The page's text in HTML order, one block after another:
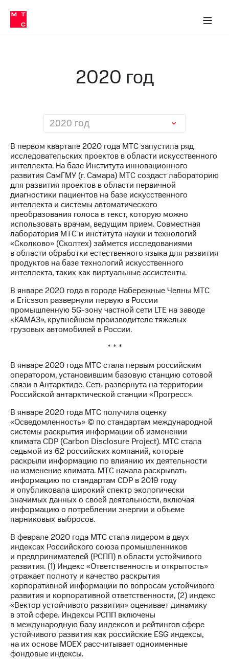
Медиа-центр
и акционерам
Устойчивое развитие
Комплаенс и деловая этика
компании
Руководство
Правовая
информация
Контакты
Медиа-центр
Пресс-
релизы
МТС
о технологиях
Достижения
Интервью
Финансовая
отчетность
Новости
в
регионе
Корпоративное
управление
Корпоративный
секретарь
Раскрытие
информации
Информация
акционерам
Документы
ПАО
"МТС"
акционеров
Личный
кабинет
акционера
Акционерный
капитал
Контроль
и
аудит
Рынок
акций
Описание
МТС
о технологиях
2020 год
2020 год
В первом квартале 2020 года МТС запустила ряд
исследовательских проектов в области искусственного
интеллекта. На базе Института инновационного
развития СамГМУ (г. Самара) МТС создаст лабораторию
для развития проектов в области первичной
диагностики пациентов на базе искусственного
интеллекта и системы автоматического
преобразования голоса в текст, которую можно
использовать врачам, ведущим прием. Совместная
лаборатория МТС и института науки и технологий
«Сколково» (Сколтех) займется исследованиями
в области обработки естественного языка для развития
продуктов на базе технологий искусственного
интеллекта, таких как виртуальные ассистенты.
В январе 2020 года в городе Набережные Челны МТС
и Ericsson развернули первую в России
промышленную 5G-зону частной сети LTE на заводе
«КАМАЗ», крупнейшем производителе тяжелых
грузовых автомобилей в России.
* * *
В январе 2020 года МТС стала первым российским
оператором, установившим базовую станцию сотовой
связи в Антарктиде. Сеть развернута на территории
Российской антарктической станции «Прогресс».
В январе 2020 года МТС получила оценку
«Осведомленность» © по стандартам международной
системы раскрытия информации об изменении
климата CDP (Carbon Disclosure Project). МТС стала
седьмой из 62 российских компаний, которые
раскрыли информацию по влиянию их деятельности
на изменение климата. МТС начала раскрывать
информацию по стандартам CDP в 2019 году
и опубликовала широкий спектр экологически
значимых данных о своей деятельности, включая
информацию о потреблении энергии и объеме
парниковых выбросов.
В феврале 2020 года МТС стала лидером в двух
индексах Российского союза промышленников
и предпринимателей (РСПП) в области устойчивого
развития. (1) Индекс «Ответственность и открытость»
отражает полноту и качество раскрытия
корпоративной информации по вопросам устойчивого
развития и корпоративной ответственности, (2) индекс
«Вектор устойчивого развития» оценивает динамику
в этой сфере. Индексы РСПП включены
в международную базу индексов и рейтингов сфере
устойчивого развития как российские ESG индексы,
на их основе MOEX рассчитывает одноименные
фондовые индексы.